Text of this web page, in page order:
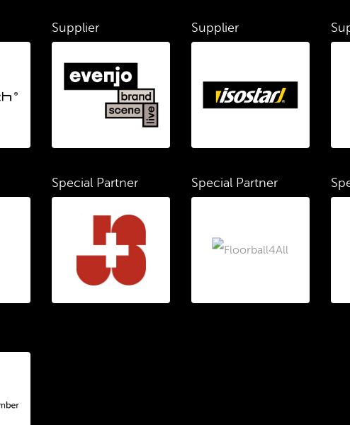
Supplier Supplier
Special Partner Special Partner